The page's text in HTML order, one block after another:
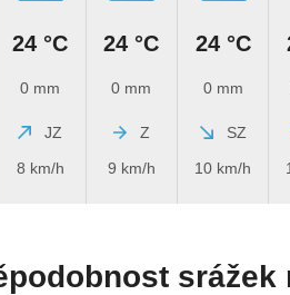
24 °C
0 mm
JZ
8 km/h
24 °C
0 mm
Z
9 km/h
24 °C
0 mm
SZ
10 km/h
srážek